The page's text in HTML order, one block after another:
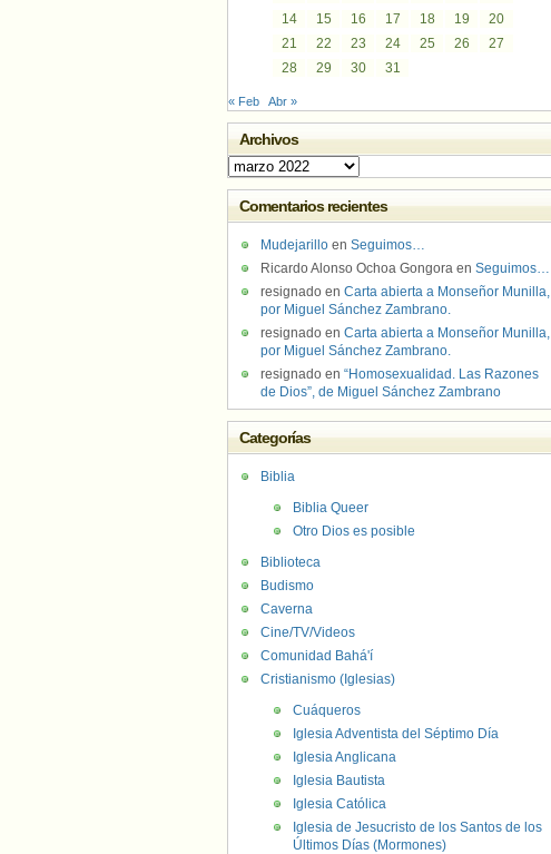
14
15 16 17 18 19
20
21
22 23 24 25 26
27
28
29 30 31
« Feb Abr »
Archivos
Archivos
Comentarios recientes
Mudejarillo en Seguimos…
Ricardo Alonso Ochoa Gongora en Seguimos…
resignado en Carta abierta a Monseñor Munilla,
por Miguel Sánchez Zambrano.
resignado en Carta abierta a Monseñor Munilla,
por Miguel Sánchez Zambrano.
resignado en “Homosexualidad. Las Razones
de Dios”, de Miguel Sánchez Zambrano
Categorías
Biblia
Biblia Queer
Otro Dios es posible
Biblioteca
Budismo
Caverna
Cine/TV/Videos
Comunidad Bahá'í
Cristianismo (Iglesias)
Cuáqueros
Iglesia Adventista del Séptimo Día
Iglesia Anglicana
Iglesia Bautista
Iglesia Católica
Iglesia de Jesucristo de los Santos de los
Últimos Días (Mormones)